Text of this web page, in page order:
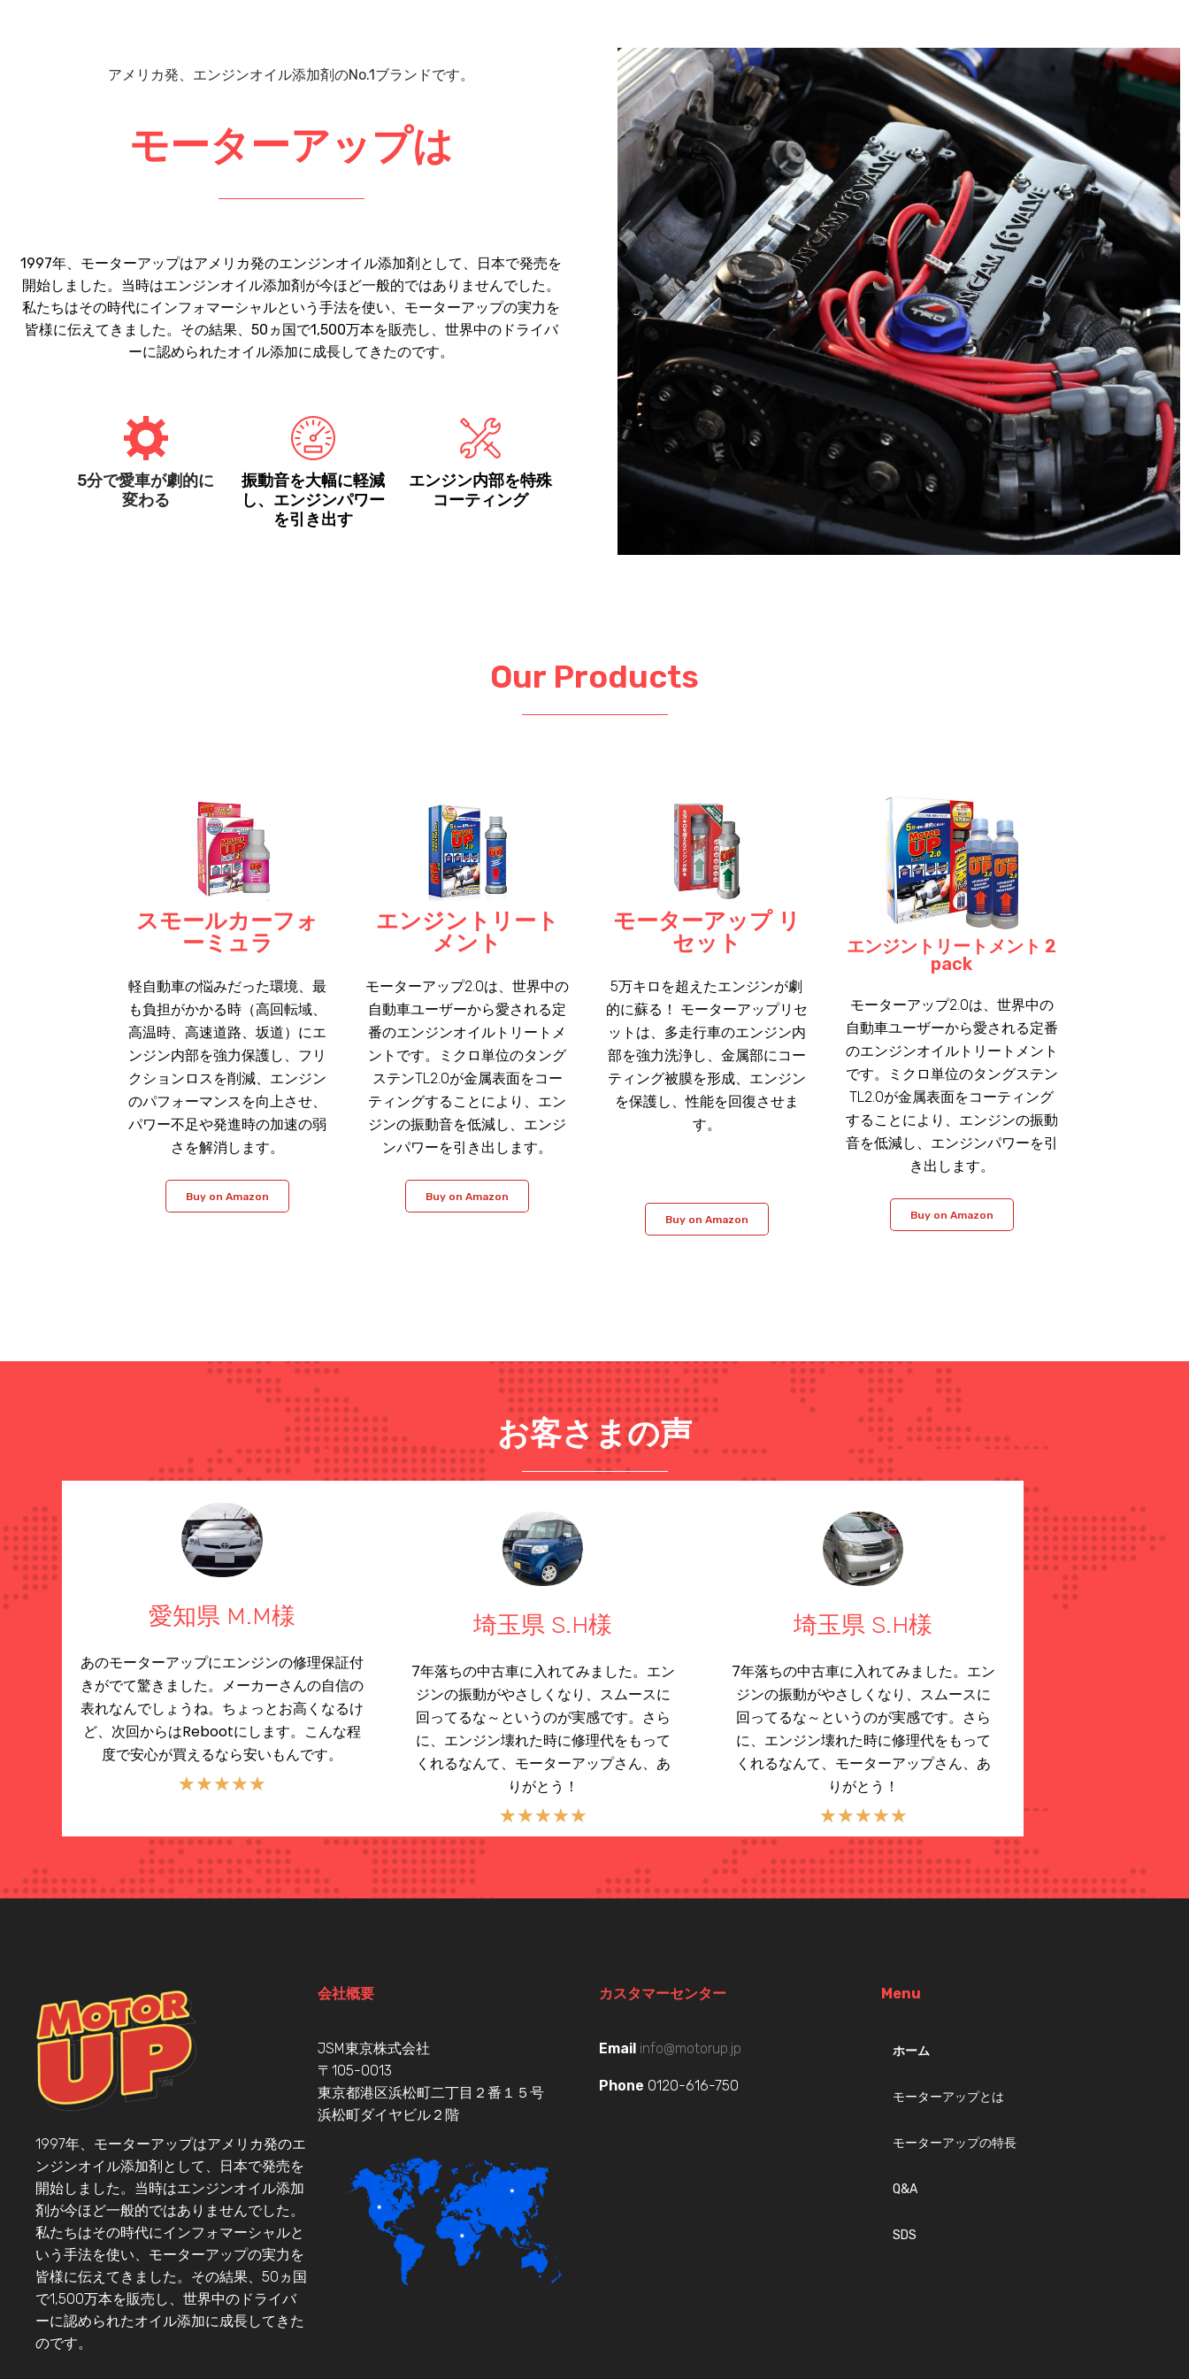
アメリカ発、エンジンオイル添加剤のNo.1ブランドです。
モーターアップは
1997年、モーターアップはアメリカ発のエンジンオイル添加剤として、日本で発売を
開始しました。当時はエンジンオイル添加剤が今ほど一般的ではありませんでした。
私たちはその時代にインフォマーシャルという手法を使い、モーターアップの実力を
皆様に伝えてきました。その結果、50ヵ国で1,500万本を販売し、世界中のドライバ
ーに認められたオイル添加に成長してきたのです。
5分で愛車が劇的に
変わる
振動音を大幅に軽減
し、エンジンパワー
を引き出す
エンジン内部を特殊
コーティング
Our Products
スモールカーフォ
ーミュラ
軽自動車の悩みだった環境、最
も負担がかかる時（高回転域、
高温時、高速道路、坂道）にエ
ンジン内部を強力保護し、フリ
クションロスを削減、エンジン
のパフォーマンスを向上させ、
パワー不足や発進時の加速の弱
さを解消します。
Buy on Amazon
エンジントリート
メント
モーターアップ2.0は、世界中の
自動車ユーザーから愛される定
番のエンジンオイルトリートメ
ントです。ミクロ単位のタング
ステンTL2.0が金属表面をコー
ティングすることにより、エン
ジンの振動音を低減し、エンジ
ンパワーを引き出します。
Buy on Amazon
モーターアップ リ
セット
5万キロを超えたエンジンが劇
的に蘇る！ モーターアップリセ
ットは、多走行車のエンジン内
部を強力洗浄し、金属部にコー
ティング被膜を形成、エンジン
を保護し、性能を回復させま
す。
Buy on Amazon
エンジントリートメント 2
pack
モーターアップ2.0は、世界中の
自動車ユーザーから愛される定番
のエンジンオイルトリートメント
です。ミクロ単位のタングステン
TL2.0が金属表面をコーティング
することにより、エンジンの振動
音を低減し、エンジンパワーを引
き出します。
Buy on Amazon
お客さまの声
愛知県 M.M様
あのモーターアップにエンジンの修理保証付
きがでて驚きました。メーカーさんの自信の
表れなんでしょうね。ちょっとお高くなるけ
ど、次回からはRebootにします。こんな程
度で安心が買えるなら安いもんです。
★★★★★
埼玉県 S.H様
7年落ちの中古車に入れてみました。エン
ジンの振動がやさしくなり、スムースに
回ってるな～というのが実感です。さら
に、エンジン壊れた時に修理代をもって
くれるなんて、モーターアップさん、あ
りがとう！
★★★★★
埼玉県 S.H様
7年落ちの中古車に入れてみました。エン
ジンの振動がやさしくなり、スムースに
回ってるな～というのが実感です。さら
に、エンジン壊れた時に修理代をもって
くれるなんて、モーターアップさん、あ
りがとう！
★★★★★
1997年、モーターアップはアメリカ発のエ
ンジンオイル添加剤として、日本で発売を
開始しました。当時はエンジンオイル添加
剤が今ほど一般的ではありませんでした。
私たちはその時代にインフォマーシャルと
いう手法を使い、モーターアップの実力を
皆様に伝えてきました。その結果、50ヵ国
で1,500万本を販売し、世界中のドライバ
ーに認められたオイル添加に成長してきた
のです。
会社概要
JSM東京株式会社
〒105-0013
東京都港区浜松町二丁目２番１５号
浜松町ダイヤビル２階
カスタマーセンター
Email info@motorup.jp
Phone 0120-616-750
Menu
ホーム
モーターアップとは
モーターアップの特長
Q&A
SDS